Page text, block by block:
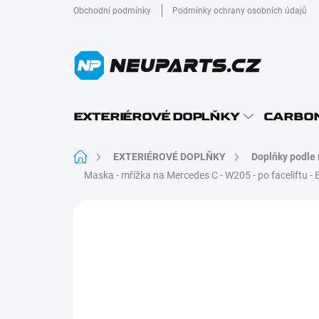
Obchodní podmínky Podmínky ochrany osobních údajů
EXTERIÉROVÉ DOPLŇKY
Domů EXTERIÉROVÉ DOPLŇKY Doplňky podle
Maska - mřížka na Mercedes C - W205 - po faceliftu -